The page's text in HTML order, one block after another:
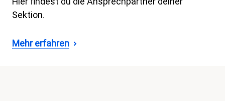
Sektion.
Mehr erfahren